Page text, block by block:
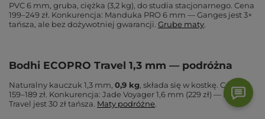
PVC 6 mm, gruba, ciężka (3,2 kg), do studia stacjonarnego. Cena
199–249 zł. Konkurencja: Manduka PRO 6 mm — Ganges jest 3×
tańsza, ale bez dożywotniej gwarancji. Grube maty.
Bodhi ECOPRO Travel 1,3 mm — podróżna
Naturalny kauczuk 1,3 mm, 0,9 kg, składa się w kostkę. Cena
159–189 zł. Konkurencja: Jade Voyager 1,6 mm (229 zł) — Bodhi
Travel jest 30 zł tańsza. Maty podróżne.